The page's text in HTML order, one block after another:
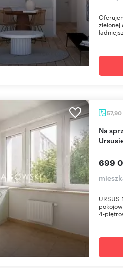
zielonej
57,90
Na sprzedaż 4-pokojowe mieszkanie 58 m² w
699
URSUS
4-